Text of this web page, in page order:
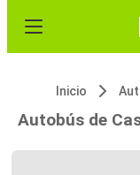
Inicio
Autobús de